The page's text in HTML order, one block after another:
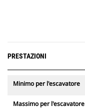
PRESTAZIONI
Minimo per l'escavatore
Massimo per l'escavatore